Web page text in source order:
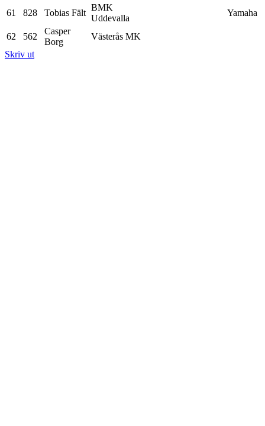
61 828 Tobias Fält
BMK
Uddevalla
Yamaha
62 562
Casper
Borg
Västerås MK
Skriv ut